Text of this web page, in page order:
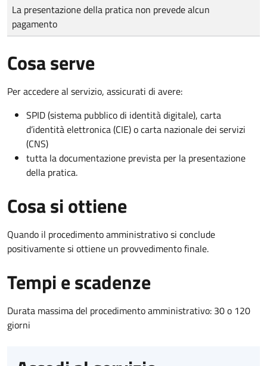
Tipo di pagamento
Importo
La presentazione della pratica non prevede alcun
pagamento
Cosa serve
Per accedere al servizio, assicurati di avere:
SPID (sistema pubblico di identità digitale), carta
d’identità elettronica (CIE) o carta nazionale dei servizi
(CNS)
tutta la documentazione prevista per la presentazione
della pratica.
Cosa si ottiene
Quando il procedimento amministrativo si conclude
positivamente si ottiene un provvedimento finale.
Tempi e scadenze
Durata massima del procedimento amministrativo: 30 o 120
giorni